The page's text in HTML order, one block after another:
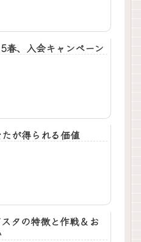
春、入会キャンペーン
たが得られる価値
タの特徴と作戦＆お